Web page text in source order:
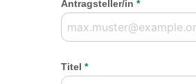
Antragsteller/in *
Titel *